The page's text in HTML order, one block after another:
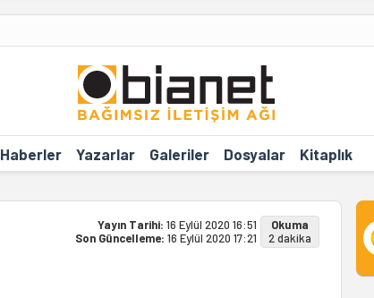
Haberler Yazarlar Galeriler Dosyalar Kitaplık
Yayın Tarihi: 16 Eylül 2020 16:51
Son Güncelleme: 16 Eylül 2020 17:21
Okuma
2 dakika